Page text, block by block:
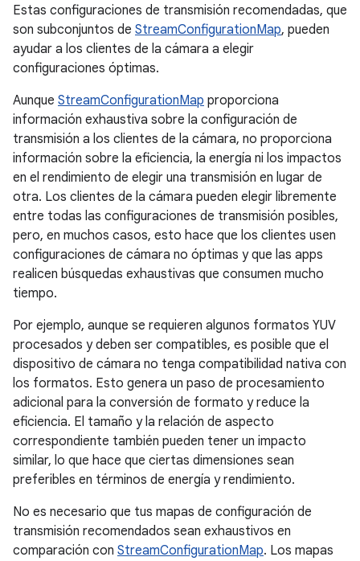
Estas configuraciones de transmisión recomendadas, que
son subconjuntos de StreamConfigurationMap, pueden
ayudar a los clientes de la cámara a elegir
configuraciones óptimas.
Aunque StreamConfigurationMap proporciona
información exhaustiva sobre la configuración de
transmisión a los clientes de la cámara, no proporciona
información sobre la eficiencia, la energía ni los impactos
en el rendimiento de elegir una transmisión en lugar de
otra. Los clientes de la cámara pueden elegir libremente
entre todas las configuraciones de transmisión posibles,
pero, en muchos casos, esto hace que los clientes usen
configuraciones de cámara no óptimas y que las apps
realicen búsquedas exhaustivas que consumen mucho
tiempo.
Por ejemplo, aunque se requieren algunos formatos YUV
procesados y deben ser compatibles, es posible que el
dispositivo de cámara no tenga compatibilidad nativa con
los formatos. Esto genera un paso de procesamiento
adicional para la conversión de formato y reduce la
eficiencia. El tamaño y la relación de aspecto
correspondiente también pueden tener un impacto
similar, lo que hace que ciertas dimensiones sean
preferibles en términos de energía y rendimiento.
No es necesario que tus mapas de configuración de
transmisión recomendados sean exhaustivos en
comparación con StreamConfigurationMap. Los mapas